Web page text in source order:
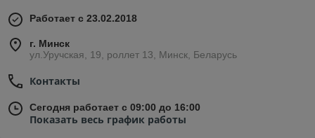
Работает с 23.02.2018
г. Минск
ул.Уручская, 19, роллет 13, Минск, Беларусь
Контакты
Сегодня работает с 09:00 до 16:00
Показать весь график работы